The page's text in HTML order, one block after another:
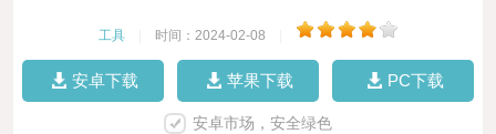
工具 时间：2024-02-08
安卓下载 苹果下载 PC下载
安卓市场，安全绿色